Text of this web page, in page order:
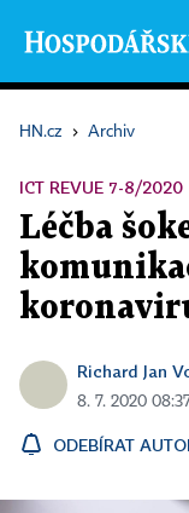
HN.cz › Archiv
ICT REVUE 7-8/2020
Léčba
Richard Jan
8. 7. 2020
ODEBÍRAT